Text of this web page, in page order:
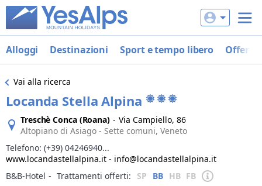
Alloggi Destinazioni Sport e tempo libero Offerte
Vai alla ricerca
Locanda Stella Alpina
Treschè Conca (Roana) - Via Campiello, 86
Altopiano di Asiago - Sette comuni, Veneto
Telefono: (+39) 04246940...
www.locandastellalpina.it - info@locandastellalpina.it
B&B-Hotel ‐ Trattamenti offerti: SP BB HB FB